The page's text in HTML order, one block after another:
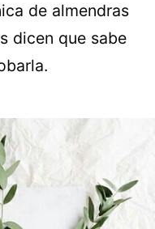
de almendras
dicen que sabe